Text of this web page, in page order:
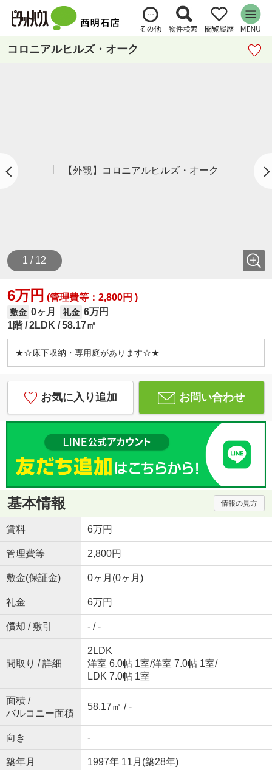
コロニアルヒルズ・オーク
1 / 12
6万円 (管理費等：2,800円 )
敷金 0ヶ月 礼金 6万円
1階 2LDK 58.17㎡
★☆床下収納・専用庭があります☆★
お気に入り追加 お問い合わせ
基本情報 情報の見方
賃料 6万円
管理費等 2,800円
敷金(保証金) 0ヶ月(0ヶ月)
礼金 6万円
償却 / 敷引 - / -
間取り / 詳細
2LDK
洋室 6.0帖 1室/洋室 7.0帖 1室/
LDK 7.0帖 1室
面積 /
バルコニー面積
58.17㎡ / -
向き -
築年月 1997年 11月(築28年)